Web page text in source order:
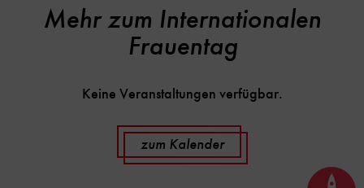
Mehr zum Internationalen
Frauentag
Keine Veranstaltungen verfügbar.
zum Kalender